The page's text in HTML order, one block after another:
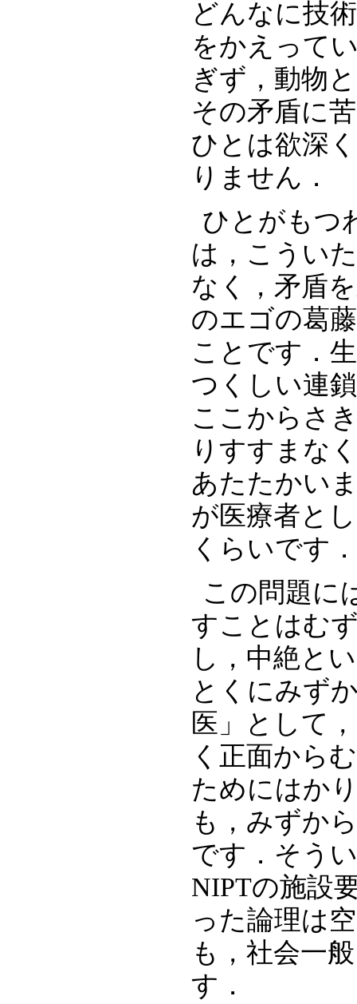
どんなに技
をかえって
ぎず，動物
その矛盾に
ひとは欲深
りません．
ひとがもつ
は，こうい
なく，矛盾
のエゴの葛
ことです．
つくしい連
ここからさ
りすすまな
あたたかい
が医療者と
くらいです．
この問題に
すことはむ
し，中絶と
とくにみず
医」として
く正面から
ためにはか
も，みずか
です．そう
NIPTの施設
った論理は
も，社会一
す．